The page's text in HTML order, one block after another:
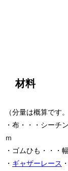
材料
（分量は概算です
・布・・・シーチ
ｍ
・ゴムひも・・・
・ ギャザーレース